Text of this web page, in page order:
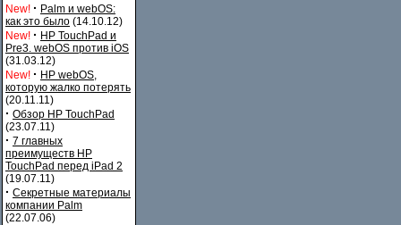
New! · Palm и webOS:
как это было (14.10.12)
New! · HP TouchPad и
Pre3. webOS против iOS
(31.03.12)
New! · HP webOS,
которую жалко потерять
(20.11.11)
· Обзор HP TouchPad
(23.07.11)
· 7 главных
преимуществ HP
TouchPad перед iPad 2
(19.07.11)
· Секретные материалы
компании Palm
(22.07.06)